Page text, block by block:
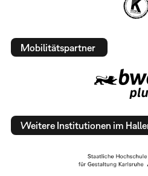
Mobilitätspartner
Weitere Institutionen im